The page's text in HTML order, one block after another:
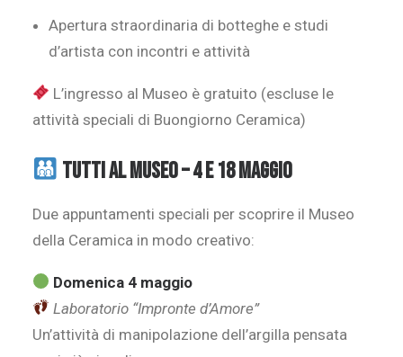
Apertura straordinaria di botteghe e studi
d’artista con incontri e attività
L’ingresso al Museo è gratuito (escluse le
attività speciali di Buongiorno Ceramica)
TUTTI AL MUSEO – 4 e 18 maggio
Due appuntamenti speciali per scoprire il Museo
della Ceramica in modo creativo:
Domenica 4 maggio
Laboratorio “Impronte d’Amore”
Un’attività di manipolazione dell’argilla pensata